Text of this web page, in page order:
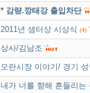
* 감량.깡태강 출입차단
2011년 샘터상 시상식 (4)
상사/김남조
모란시장 이야기/ 경기
내가 너를 향해 흔들리는